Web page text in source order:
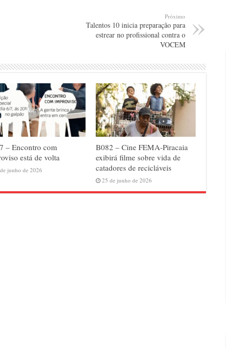
Próximo
Talentos 10 inicia preparação para
estrear no profissional contra o
VOCEM
– Encontro com
está de volta
junho de 2026
B082 – Cine FEMA-Piracaia
exibirá filme sobre vida de
catadores de recicláveis
25 de junho de 2026